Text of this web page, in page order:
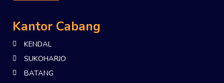
Kantor Cabang
KENDAL
SUKOHARJO
BATANG